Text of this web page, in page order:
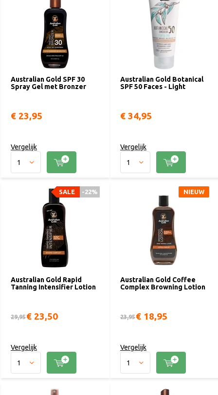
Australian Gold SPF 30
Spray Gel met Bronzer
€ 23,95
Vergelijk
Australian Gold Botanical
SPF 50 Faces - Light
€ 34,95
Vergelijk
Australian Gold Rapid
Tanning Intensifier Lotion
-22%
SALE
29,95€ 23,50
Vergelijk
Australian Gold Coffee
Complex Browning Lotion
NIEUW
23,95€ 18,95
Vergelijk